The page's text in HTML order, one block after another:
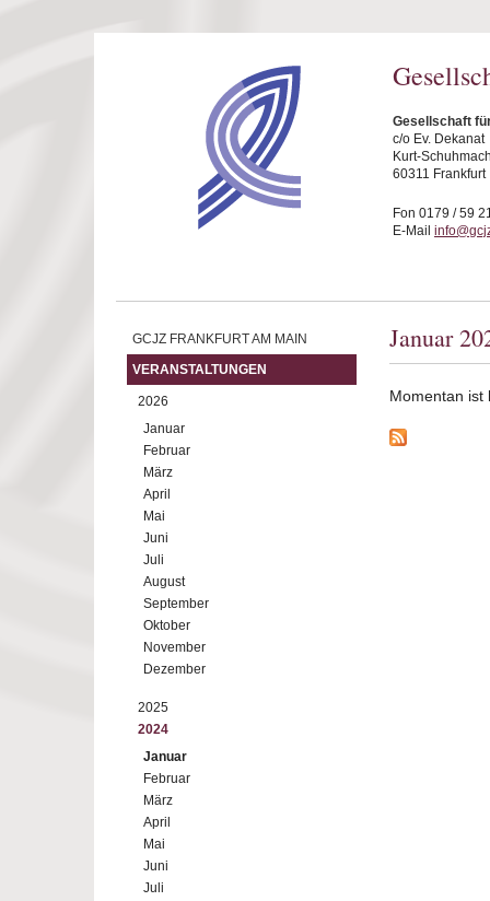
Gesellschaft
c/o Ev. Dekanat
Kurt-
60311 Frankfurt
Fon 0179 / 59
E-Mail
GCJZ FRANKFURT AM MAIN
VERANSTALTUNGEN
2026
Januar
Februar
März
April
Mai
Juni
Juli
August
September
Oktober
November
Dezember
2025
2024
Januar
Februar
März
April
Mai
Juni
Juli
Januar
Momentan ist